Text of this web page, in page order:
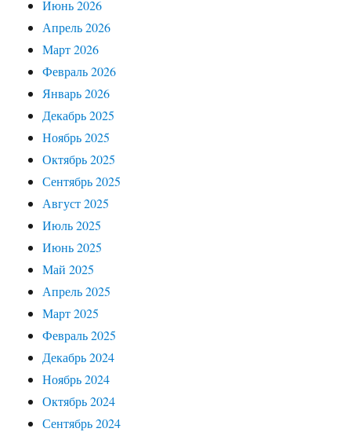
Июнь 2026
Апрель 2026
Март 2026
Февраль 2026
Январь 2026
Декабрь 2025
Ноябрь 2025
Октябрь 2025
Сентябрь 2025
Август 2025
Июль 2025
Июнь 2025
Май 2025
Апрель 2025
Март 2025
Февраль 2025
Декабрь 2024
Ноябрь 2024
Октябрь 2024
Сентябрь 2024